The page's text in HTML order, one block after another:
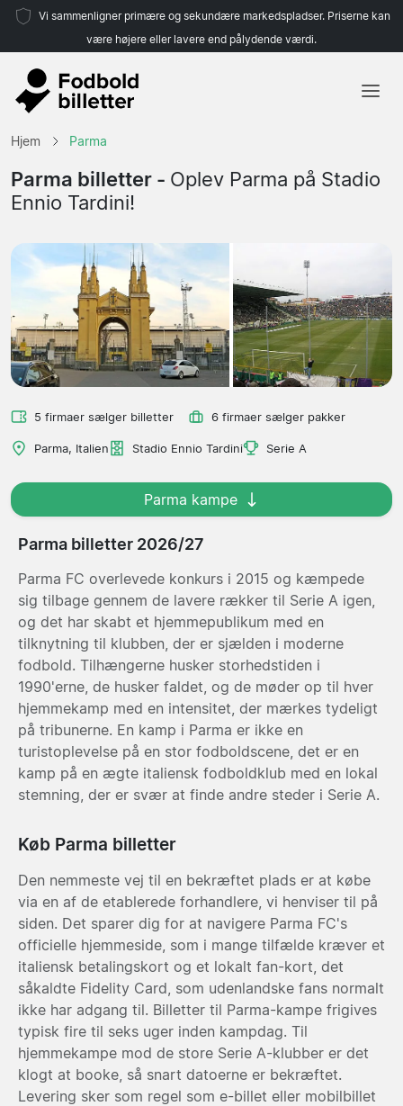
Vi sammenligner primære og sekundære markedspladser. Priserne kan
være højere eller lavere end pålydende værdi.
Hold
Hjem Parma
Parma billetter - Oplev Parma på Stadio
Ennio Tardini!
5 firmaer sælger billetter 6 firmaer sælger pakker
Parma, Italien Stadio Ennio Tardini Serie A
Parma kampe
Parma billetter 2026/27
Parma FC overlevede konkurs i 2015 og kæmpede
sig tilbage gennem de lavere rækker til Serie A igen,
og det har skabt et hjemmepublikum med en
tilknytning til klubben, der er sjælden i moderne
fodbold. Tilhængerne husker storhedstiden i
1990'erne, de husker faldet, og de møder op til hver
hjemmekamp med en intensitet, der mærkes tydeligt
på tribunerne. En kamp i Parma er ikke en
turistoplevelse på en stor fodboldscene, det er en
kamp på en ægte italiensk fodboldklub med en lokal
stemning, der er svær at finde andre steder i Serie A.
Køb Parma billetter
Den nemmeste vej til en bekræftet plads er at købe
via en af de etablerede forhandlere, vi henviser til på
siden. Det sparer dig for at navigere Parma FC's
officielle hjemmeside, som i mange tilfælde kræver et
italiensk betalingskort og et lokalt fan-kort, det
såkaldte Fidelity Card, som udenlandske fans normalt
ikke har adgang til. Billetter til Parma-kampe frigives
typisk fire til seks uger inden kampdag. Til
hjemmekampe mod de store Serie A-klubber er det
klogt at booke, så snart datoerne er bekræftet.
Levering sker som regel som e-billet eller mobilbillet